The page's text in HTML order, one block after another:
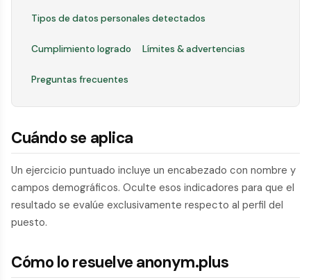
Tipos de datos personales detectados
Cumplimiento logrado Límites & advertencias
Preguntas frecuentes
Cuándo se aplica
Un ejercicio puntuado incluye un encabezado con nombre y
campos demográficos. Oculte esos indicadores para que el
resultado se evalúe exclusivamente respecto al perfil del
puesto.
Cómo lo resuelve anonym.plus